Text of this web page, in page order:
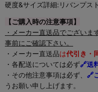
硬度&サイズ詳細:リバンプス
【ご購入時の注意事項】
・メーカー直送品でござい
事前にご確認下さい。
・メーカー直送品は代引き・
・各配送については必ず🔗送
・その他注意事項は必ず、 🔗
うお願い申し上げます。